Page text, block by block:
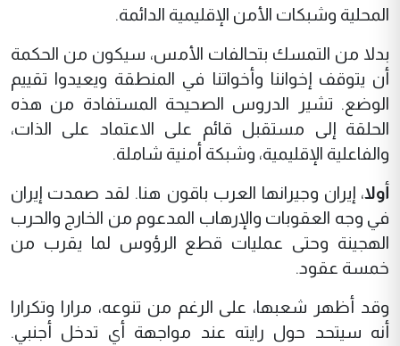
المحلية وشبكات الأمن الإقليمية الدائمة.
بدلا من التمسك بتحالفات الأمس، سيكون من الحكمة
أن يتوقف إخواننا وأخواتنا في المنطقة ويعيدوا تقييم
الوضع. تشير الدروس الصحيحة المستفادة من هذه
الحلقة إلى مستقبل قائم على الاعتماد على الذات،
والفاعلية الإقليمية، وشبكة أمنية شاملة.
أولا، إيران وجيرانها العرب باقون هنا. لقد صمدت إيران
في وجه العقوبات والإرهاب المدعوم من الخارج والحرب
الهجينة وحتى عمليات قطع الرؤوس لما يقرب من
خمسة عقود.
وقد أظهر شعبها، على الرغم من تنوعه، مرارا وتكرارا
أنه سيتحد حول رايته عند مواجهة أي تدخل أجنبي.